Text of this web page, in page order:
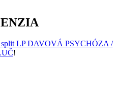
split LP DAVOVÁ PSYCHÓZA /
!